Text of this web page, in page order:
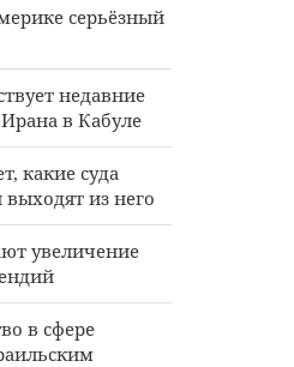
серьёзный
недавние
в Кабуле
какие суда
выходят из него
увеличение
в сфере